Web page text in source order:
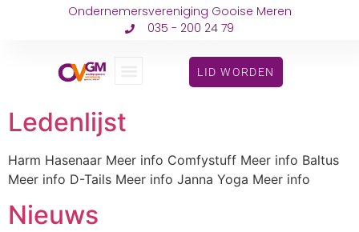
Ondernemersvereniging Gooise Meren
035 - 200 24 79
LID WORDEN
Ledenlijst
Harm Hasenaar Meer info Comfystuff Meer info Baltus
Meer info D-Tails Meer info Janna Yoga Meer info
Nieuws